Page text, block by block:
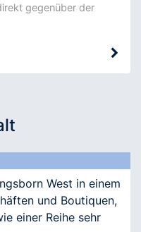
gegenüber der
West in einem
und Boutiquen,
einer Reihe sehr